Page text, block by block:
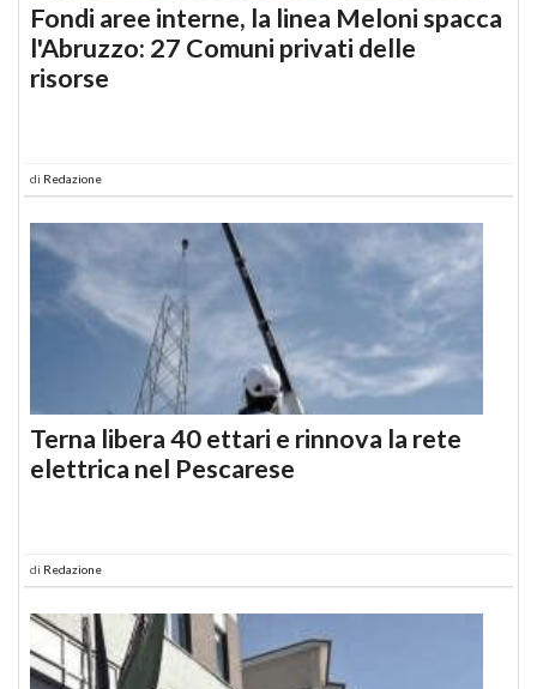
Fondi aree interne, la linea Meloni spacca
l'Abruzzo: 27 Comuni privati delle
risorse
di Redazione
Terna libera 40 ettari e rinnova la rete
elettrica nel Pescarese
di Redazione